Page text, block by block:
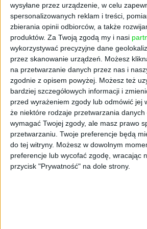
wysyłane przez urządzenie, w celu
spersonalizowanych reklam i treści,
zbierania opinii odbiorców, a także
produktów. Za Twoją zgodą my i nasi
wykorzystywać precyzyjne dane
przez skanowanie urządzeń. Możesz
na przetwarzanie danych przez nas i
zgodnie z opisem powyżej. Możesz też
bardziej szczegółowych informacji i
przed wyrażeniem zgody lub odmówić jej
że niektóre rodzaje przetwarzania
wymagać Twojej zgody, ale masz prawo
przetwarzaniu. Twoje preferencje będą
do tej witryny. Możesz w dowolnym
preferencje lub wycofać zgodę, wracając
przycisk "Prywatność" na dole strony.
pacjentami i automatyzując
notatek. Infermedica planuje
ekspansję na nowych rynkach
umacnianie swojej pozycji w
których jest już dostępna.
– Jesteśmy pod wrażeniem
rozwoju technologii
się, że możemy wesprzeć jej
realizacji wizji opieki
dla każdego dzięki
zapewnia bardzo wysoki
bezpieczeństwa i
Łączy to z bardzo dobrym user